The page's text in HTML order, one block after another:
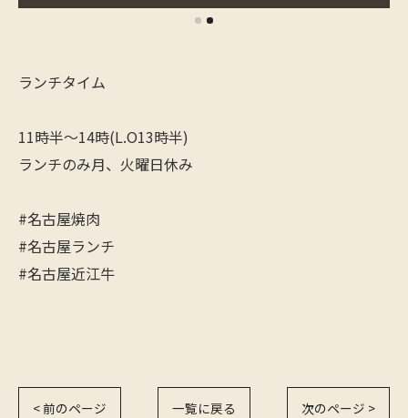
ランチタイム
11時半〜14時(L.O13時半)
ランチのみ月、火曜日休み
#名古屋焼肉
#名古屋ランチ
#名古屋近江牛
< 前のページ 一覧に戻る 次のページ >